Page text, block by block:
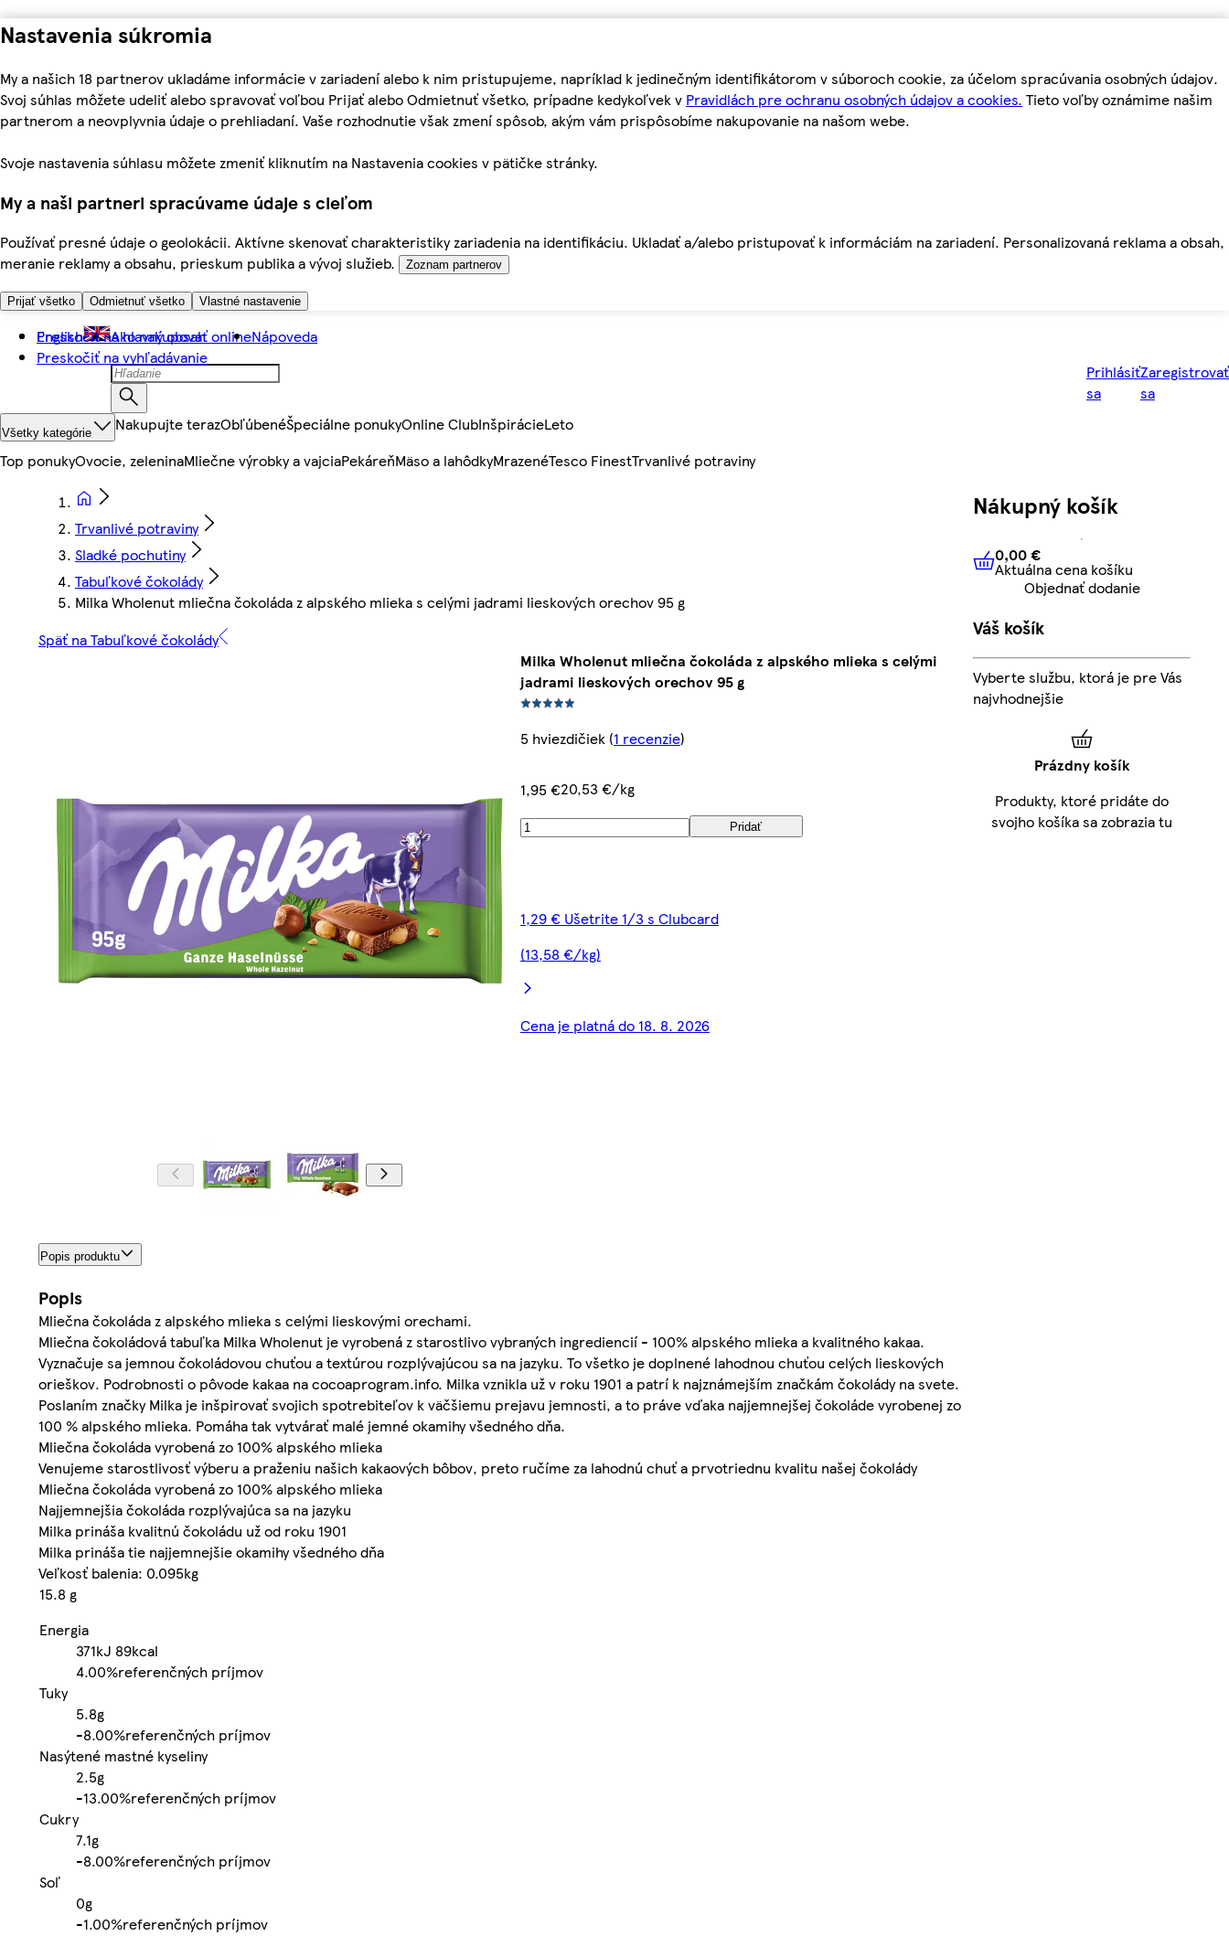
Nastavenia súkromia
My a našich 18 partnerov ukladáme informácie v zariadení alebo k nim pristupujeme, napríklad k jedinečným identifikátorom v súboroch cookie, za účelom spracúvania osobných údajov.
Svoj súhlas môžete udeliť alebo spravovať voľbou Prijať alebo Odmietnuť všetko, prípadne kedykoľvek v Pravidlách pre ochranu osobných údajov a cookies. Tieto voľby oznámime našim
partnerom a neovplyvnia údaje o prehliadaní. Vaše rozhodnutie však zmení spôsob, akým vám prispôsobíme nakupovanie na našom webe.
Svoje nastavenia súhlasu môžete zmeniť kliknutím na Nastavenia cookies v pätičke stránky.
My a naši partneri spracúvame údaje s cieľom
Používať presné údaje o geolokácii. Aktívne skenovať charakteristiky zariadenia na identifikáciu. Ukladať a/alebo pristupovať k informáciám na zariadení. Personalizovaná reklama a obsah,
meranie reklamy a obsahu, prieskum publika a vývoj služieb.
Zoznam partnerov
Prijať všetko Odmietnuť všetko Vlastné nastavenie
Preskočiť na hlavný obsah
Preskočiť na vyhľadávanie
English Ako nakupovať onlineNápoveda
Prihlásiť
sa
Zaregistrovať
sa
Všetky kategórie Nakupujte terazObľúbenéŠpeciálne ponukyOnline ClubInšpirácieLeto
Top ponukyOvocie, zeleninaMliečne výrobky a vajciaPekáreňMäso a lahôdkyMrazenéTesco FinestTrvanlivé potraviny
Trvanlivé potraviny
Sladké pochutiny
Tabuľkové čokolády
Milka Wholenut mliečna čokoláda z alpského mlieka s celými jadrami lieskových orechov 95 g
Späť na Tabuľkové čokolády
Milka Wholenut mliečna čokoláda z alpského mlieka s celými
jadrami lieskových orechov 95 g
5 hviezdičiek (1 recenzie)
1,95 €20,53 €/kg
Pridať
1,29 € Ušetrite 1/3 s Clubcard
(13,58 €/kg)
Cena je platná do 18. 8. 2026
Popis produktu
Popis
Mliečna čokoláda z alpského mlieka s celými lieskovými orechami.
Mliečna čokoládová tabuľka Milka Wholenut je vyrobená z starostlivo vybraných ingrediencií - 100% alpského mlieka a kvalitného kakaa.
Vyznačuje sa jemnou čokoládovou chuťou a textúrou rozplývajúcou sa na jazyku. To všetko je doplnené lahodnou chuťou celých lieskových
orieškov. Podrobnosti o pôvode kakaa na cocoaprogram.info. Milka vznikla už v roku 1901 a patrí k najznámejším značkám čokolády na svete.
Poslaním značky Milka je inšpirovať svojich spotrebiteľov k väčšiemu prejavu jemnosti, a to práve vďaka najjemnejšej čokoláde vyrobenej zo
100 % alpského mlieka. Pomáha tak vytvárať malé jemné okamihy všedného dňa.
Mliečna čokoláda vyrobená zo 100% alpského mlieka
Venujeme starostlivosť výberu a praženiu našich kakaových bôbov, preto ručíme za lahodnú chuť a prvotriednu kvalitu našej čokolády
Mliečna čokoláda vyrobená zo 100% alpského mlieka
Najjemnejšia čokoláda rozplývajúca sa na jazyku
Milka prináša kvalitnú čokoládu už od roku 1901
Milka prináša tie najjemnejšie okamihy všedného dňa
Veľkosť balenia: 0.095kg
15.8 g
Energia
371kJ 89kcal
4.00%referenčných príjmov
Tuky
5.8g
-8.00%referenčných príjmov
Nasýtené mastné kyseliny
2.5g
-13.00%referenčných príjmov
Cukry
7.1g
-8.00%referenčných príjmov
Soľ
0g
-1.00%referenčných príjmov
Nákupný košík
0,00 € Aktuálna cena košíku
0,00 €
Aktuálna cena košíku
Objednať dodanie
Váš košík
Vyberte službu, ktorá je pre Vás
najvhodnejšie
Prázdny košík
Produkty, ktoré pridáte do
svojho košíka sa zobrazia tu